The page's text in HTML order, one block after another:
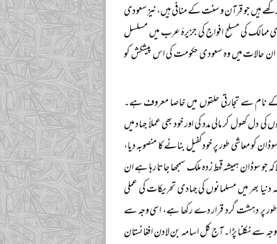
ہیں جو قرآن و سنت کے منافی ہیں، نیز سعودی
ممالک کی مسلح افواج کی جزیرۂ عرب میں مسلسل
حالات میں وہ سعودی حکومت کی اس پیشکش کو
نام سے تجارتی حلقوں میں خاصا معروف ہے۔
کھول کر مالی مدد کی اور خود بھی عملاً جہاد میں
معاشی طور پر خودکفیل بنانے کا منصوبہ دیا،
کہ جو سوڈان ہمیشہ قحط زدہ ملک سمجھا جاتا رہا ہے ان
بھر میں مسلمانوں کی جہادی تحریکات کی عملی
پر دہشت گرد قرار دے رکھا ہے، اسی وجہ سے
سے نکلنا پڑا۔ آج کل اسامہ بن لادن افغانستان